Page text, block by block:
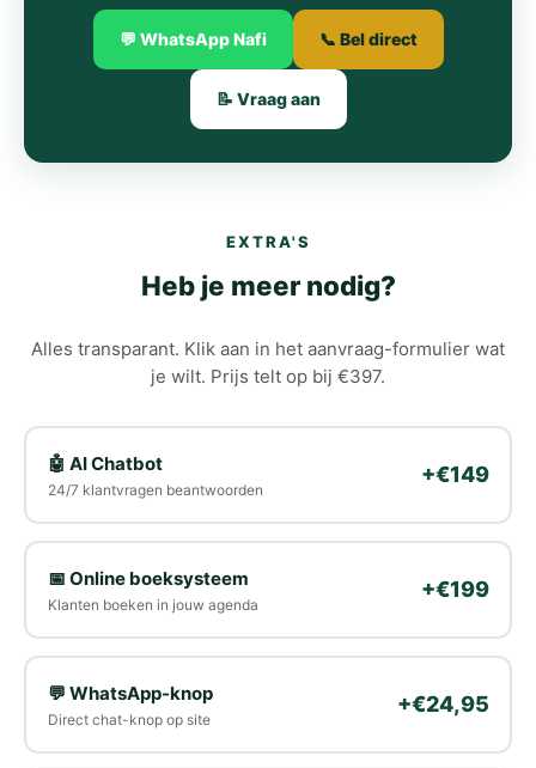
💬 WhatsApp Nafi 📞 Bel direct
📝 Vraag aan
EXTRA'S
Heb je meer nodig?
Alles transparant. Klik aan in het aanvraag-formulier wat
je wilt. Prijs telt op bij €397.
🤖 AI Chatbot
24/7 klantvragen beantwoorden
+€149
📅 Online boeksysteem
Klanten boeken in jouw agenda
+€199
💬 WhatsApp-knop
Direct chat-knop op site
+€24,95